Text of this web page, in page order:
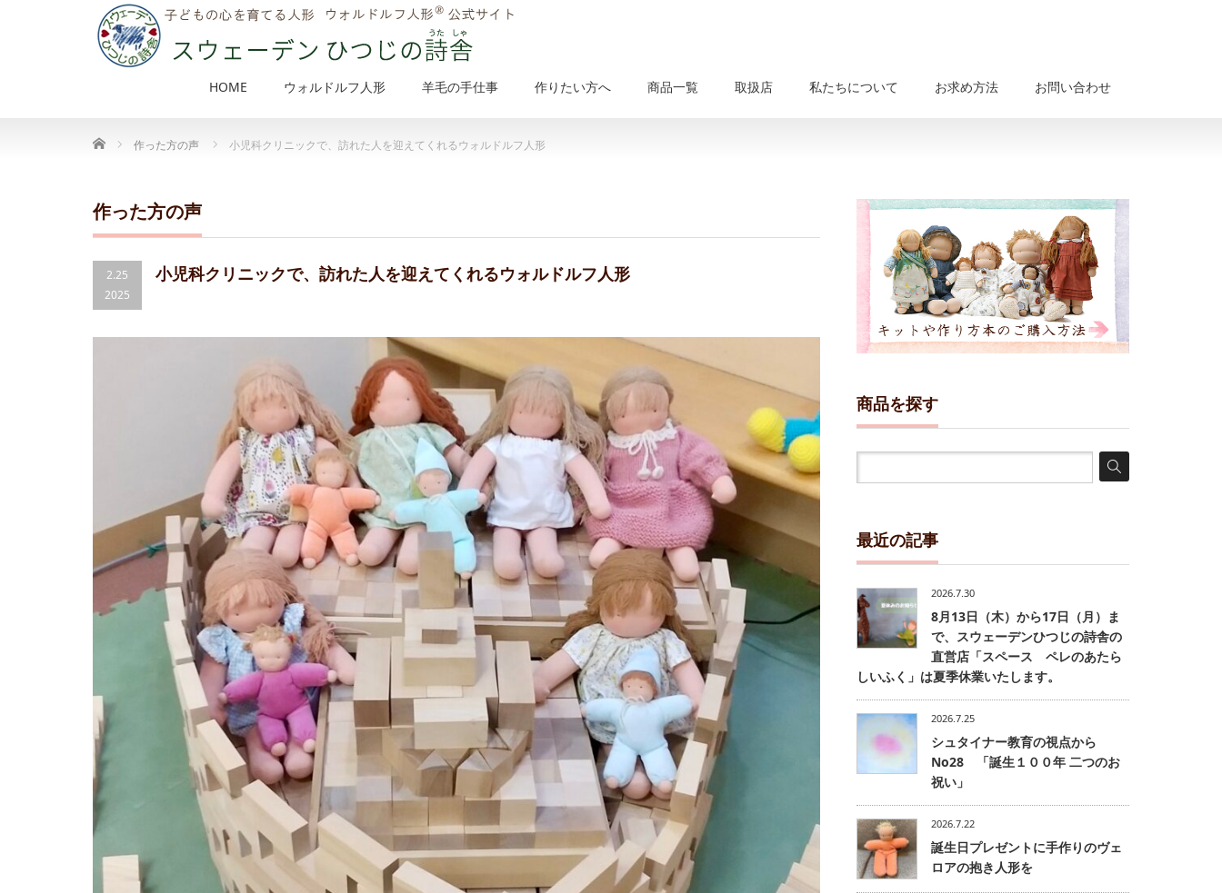
HOME ウォルドルフ人形 羊毛の手仕事 作りたい方へ 商品一覧 取扱店 私たちについて お求め方法 お問い合わせ
Home 作った方の声 小児科クリニックで、訪れた人を迎えてくれるウォルドルフ人形
作った方の声
2.25
2025
小児科クリニックで、訪れた人を迎えてくれるウォルドルフ人形
商品を探す
最近の記事
2026.7.30
8月13日（木）から17日（月）ま
で、スウェーデンひつじの詩舎の
直営店「スペース ペレのあたら
しいふく」は夏季休業いたします。
2026.7.25
シュタイナー教育の視点から
No28 「誕生１００年 二つのお
祝い」
2026.7.22
誕生日プレゼントに手作りのヴェ
ロアの抱き人形を